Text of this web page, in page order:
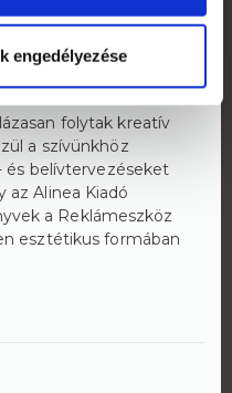
engedélyezése
folytak kreatív
a szívünkhöz
és belívtervezéseket
az Alinea Kiadó
a Reklámeszköz
esztétikus formában